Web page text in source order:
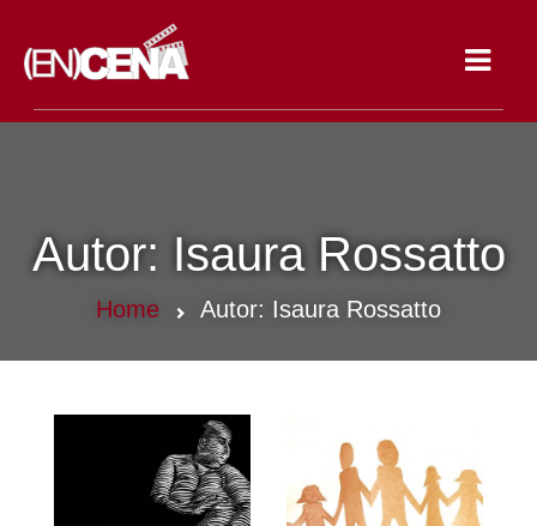
Autor: Isaura Rossatto
Home Autor: Isaura Rossatto